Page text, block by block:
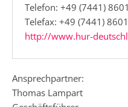
Telefon: +49 (7441)
Telefax: +49 (7441)
http://www.hur-
Ansprechpartner:
Thomas Lampart